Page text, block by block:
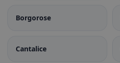
Borgorose
Cantalice